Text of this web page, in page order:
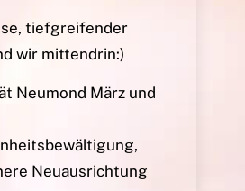
tiefgreifender
wir mittendrin:)
Neumond März und
Neuausrichtung